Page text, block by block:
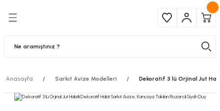
Anasayfa Sarkıt Avize Modelleri Dekoratif 3 lü Orjinal Jut